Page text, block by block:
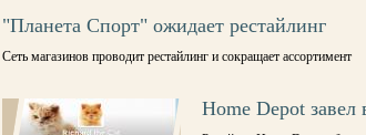
"Планета Спорт" ожидает рестайлинг
Сеть магазинов проводит рестайлинг и сокращает ассортимент
Home Depot завел